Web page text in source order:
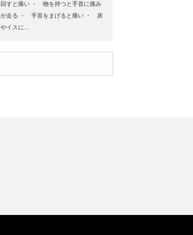
回すと痛い ・ 物を持つと手首に痛み
が走る ・ 手首をまげると痛い ・ 床
やイスに…